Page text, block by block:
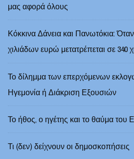
μας αφορά όλους
Κόκκινα Δάνεια και Πανωτόκια:
χιλιάδων ευρώ μετατρέπεται σε 340
Το δίλημμα των επερχόμενων
Ηγεμονία ή Διάκριση Εξουσιών
Το ήθος, ο ηγέτης και το θαύμα του
Τι (δεν) δείχνουν οι δημοσκοπήσεις